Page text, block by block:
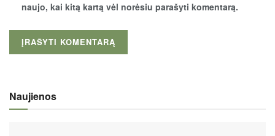
naujo, kai kitą kartą vėl norėsiu parašyti komentarą.
Naujienos